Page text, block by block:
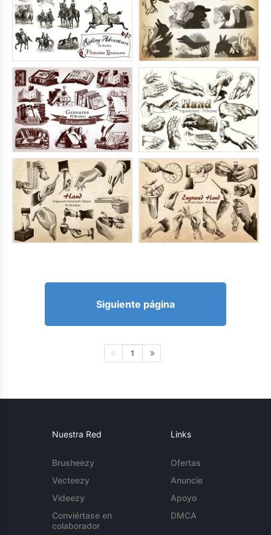
Siguiente página
1
Nuestra Red
Brusheezy
Vecteezy
Videezy
Conviértase en
colaborador
Links
Ofertas
Anuncie
Apoyo
DMCA